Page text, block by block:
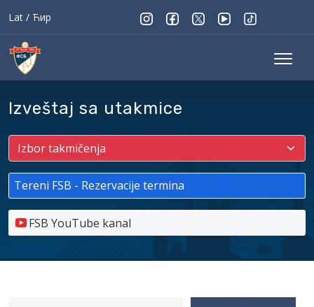
Lat / Ћир
Izveštaj sa utakmice
Tereni FSB - Rezervacije termina
FSB YouTube kanal